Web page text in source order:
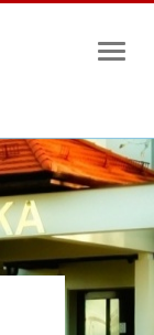
Toggle